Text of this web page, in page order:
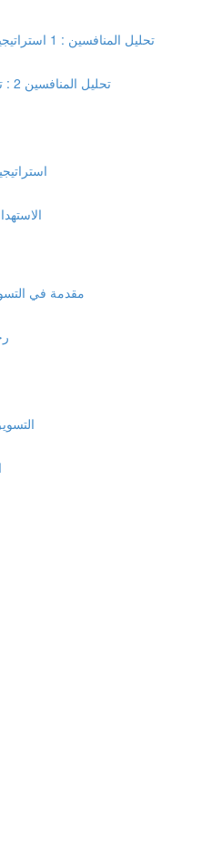
تحليل المنافسين : 1 استراتيجيات تحليل المنافسين ، انواع المنافسين ، واستراتيجيات خلق ميزة تنافسية (19:16)
تحليل المنافسين 2 : تدريب عملي كيف اقوم بتحليل المنافسين وما هي اهم الادوات المستخدمة (21:04)
الاستهداف 1 : استراتجيات الاستهداف التي تساعدك على اختراق
مقدمة في